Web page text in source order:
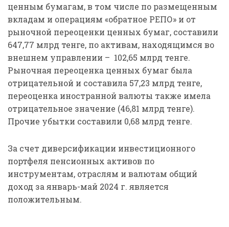
ценным бумагам, в том числе по размещенным
вкладам и операциям «обратное РЕПО» и от
рыночной переоценки ценных бумаг, составили
647,77 млрд тенге, по активам, находящимся во
внешнем управлении – 102,65 млрд тенге.
Рыночная переоценка ценных бумаг была
отрицательной и составила 57,23 млрд тенге,
переоценка иностранной валюты также имела
отрицательное значение (46,81 млрд тенге).
Прочие убытки составили 0,68 млрд тенге.
За счет диверсификации инвестиционного
портфеля пенсионных активов по
инструментам, отраслям и валютам общий
доход за январь-май 2024 г. является
положительным.